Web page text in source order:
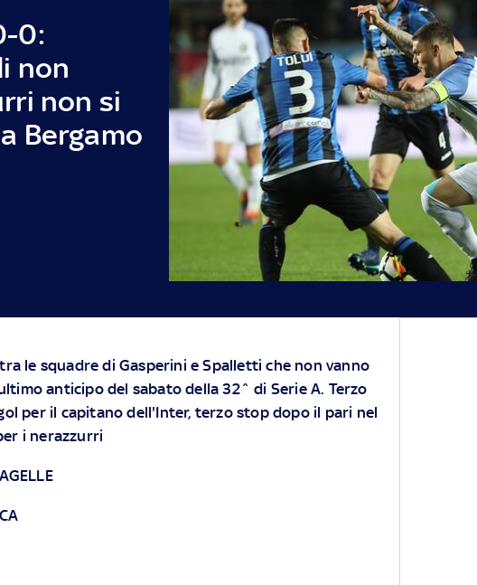
0:
non
non si
Bergamo
le squadre di Gasperini e Spalletti che non vanno
anticipo del sabato della 32^ di Serie A. Terzo
per il capitano dell'Inter, terzo stop dopo il pari nel
i nerazzurri